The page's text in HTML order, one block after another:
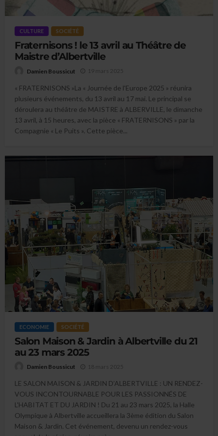
CULTURE SOCIÉTÉ
Fraternisons ! le 13 avril au Théâtre de
Maistre d’Albertville
Damien Boussicut 19 mars 2025
« FRATERNISONS »La « Journée de l'Europe 2025 » réunira
plusieurs événements, du 13 avril au 17 mai. Le principal se
déroulera au théâtre de MAISTRE à ALBERVILLE, le dimanche
13 avril, à 15 heures, avec la pièce « FRATERNISONS » par la
Compagnie « Le Puits ». Cette pièce...
ECONOMIE SOCIÉTÉ
Salon Maison & Jardin à Albertville du 21
au 23 mars 2025
Damien Boussicut 18 mars 2025
LE SALON MAISON & JARDIN D’ALBERTVILLE : UN RENDEZ-
VOUS INCONTOURNABLE POUR LES PASSIONNÉS DE
L'HABITAT ET DU JARDIN ! Du 21 au 23 mars 2025, la Halle
Olympique à Albertville accueillera la 3ème édition du Salon
Maison & Jardin. Cet événement, devenu un rendez-vous